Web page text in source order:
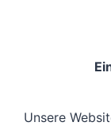
Unsere